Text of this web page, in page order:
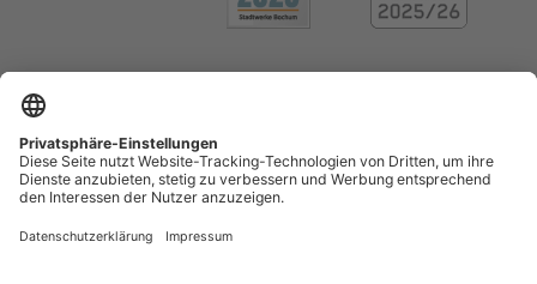
Impressum Datenschutz
Menschenrechte (LkSG) Erklärung zur Barrierefreiheit
Kontrast erhöhen Vertrag widerrufen